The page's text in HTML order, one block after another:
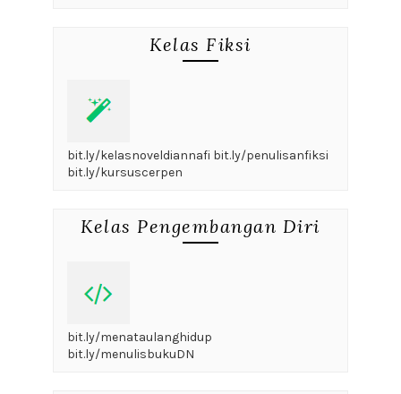
Kelas Fiksi
bit.ly/kelasnoveldiannafi bit.ly/penulisanfiksi
bit.ly/kursuscerpen
Kelas Pengembangan Diri
bit.ly/menataulanghidup
bit.ly/menulisbukuDN